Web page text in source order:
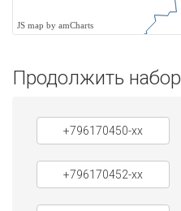
JS map by amCharts
Продолжить набор
+796170450-xx
+796170452-xx